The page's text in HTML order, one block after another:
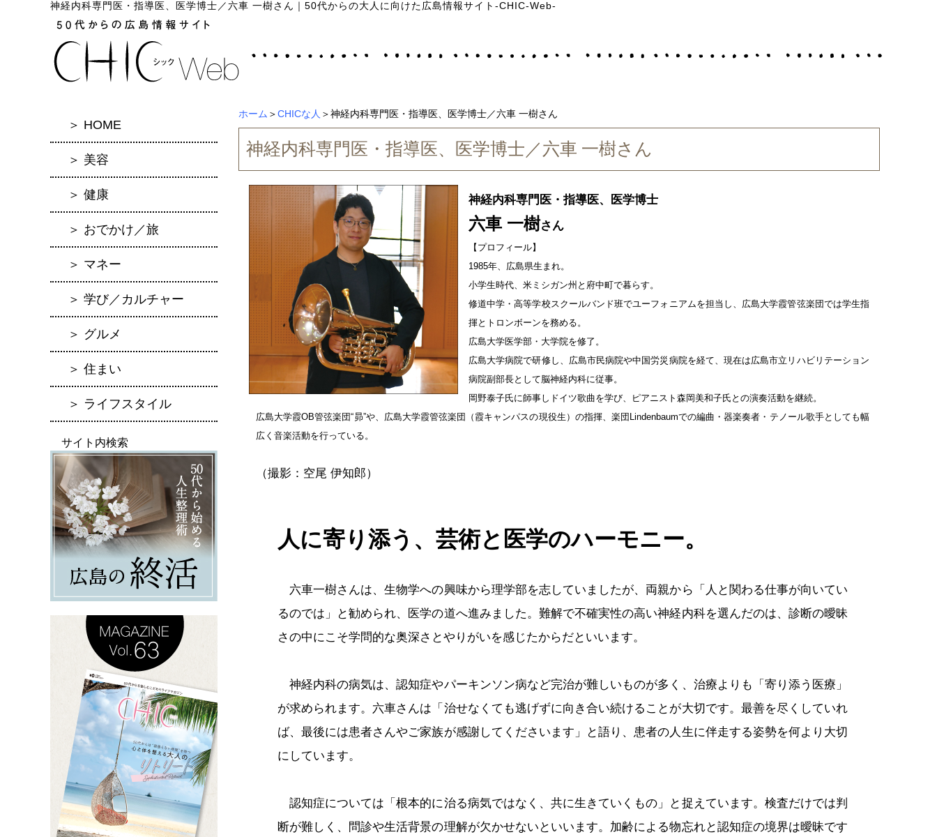
神経内科専門医・指導医、医学博士／六車 一樹さん ｜ 50代からの大人に向けた広島情報サイト-CHIC-Web-
ホーム ＞CHICな人 ＞神経内科専門医・指導医、医学博士／六車 一樹さん
神経内科専門医・指導医、医学博士／六車 一樹さん
神経内科専門医・指導医、医学博士
六車 一樹さん
【プロフィール】
1985年、広島県生まれ。
小学生時代、米ミシガン州と府中町で暮らす。
修道中学・高等学校スクールバンド班でユーフォニアムを担当し、広島大学霞管弦楽団では学生指
揮とトロンボーンを務める。
広島大学医学部・大学院を修了。
広島大学病院で研修し、広島市民病院や中国労災病院を経て、現在は広島市立リハビリテーション
病院副部長として脳神経内科に従事。
岡野泰子氏に師事しドイツ歌曲を学び、ピアニスト森岡美和子氏との演奏活動を継続。
広島大学霞OB管弦楽団“昴”や、広島大学霞管弦楽団（霞キャンパスの現役生）の指揮、楽団Lindenbaumでの編曲・器楽奏者・テノール歌手としても幅
広く音楽活動を行っている。
（撮影：空尾 伊知郎）
人に寄り添う、芸術と医学のハーモニー。
六車一樹さんは、生物学への興味から理学部を志していましたが、両親から「人と関わる仕事が向いてい
るのでは」と勧められ、医学の道へ進みました。難解で不確実性の高い神経内科を選んだのは、診断の曖昧
さの中にこそ学問的な奥深さとやりがいを感じたからだといいます。
神経内科の病気は、認知症やパーキンソン病など完治が難しいものが多く、治療よりも「寄り添う医療」
が求められます。六車さんは「治せなくても逃げずに向き合い続けることが大切です。最善を尽くしていれ
ば、最後には患者さんやご家族が感謝してくださいます」と語り、患者の人生に伴走する姿勢を何より大切
にしています。
認知症については「根本的に治る病気ではなく、共に生きていくもの」と捉えています。検査だけでは判
断が難しく、問診や生活背景の理解が欠かせないといいます。加齢による物忘れと認知症の境界は曖昧です
＞ HOME
＞ 美容
＞ 健康
＞ おでかけ／旅
＞ マネー
＞ 学び／カルチャー
＞ グルメ
＞ 住まい
＞ ライフスタイル
サイト内検索